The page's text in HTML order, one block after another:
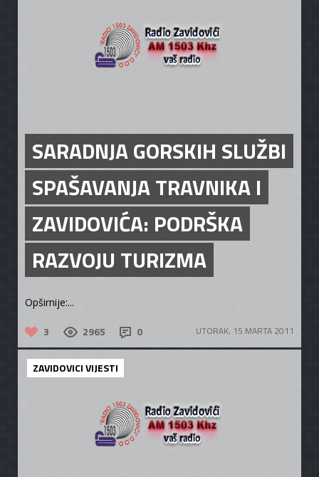
SARADNJA GORSKIH SLUŽBI
SPAŠAVANJA TRAVNIKA I
ZAVIDOVIĆA: PODRŠKA
RAZVOJU TURIZMA
Opširnije:...
3 2965 0 UTORAK, 15 MARTA 2011
ZAVIDOVICI VIJESTI